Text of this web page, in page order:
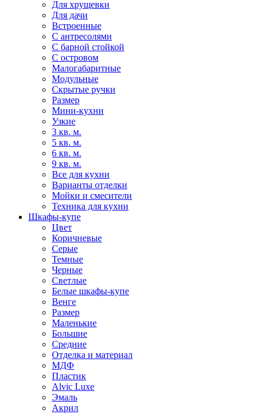
Для хрущевки
Для дачи
Встроенные
С антресолями
С барной стойкой
С островом
Малогабаритные
Модульные
Скрытые ручки
Размер
Мини-кухни
Узкие
3 кв. м.
5 кв. м.
6 кв. м.
9 кв. м.
Все для кухни
Варианты отделки
Мойки и смесители
Техника для кухни
Шкафы-купе
Цвет
Коричневые
Серые
Темные
Черные
Светлые
Белые шкафы-купе
Венге
Размер
Маленькие
Большие
Средние
Отделка и материал
МДФ
Пластик
Alvic Luxe
Эмаль
Акрил